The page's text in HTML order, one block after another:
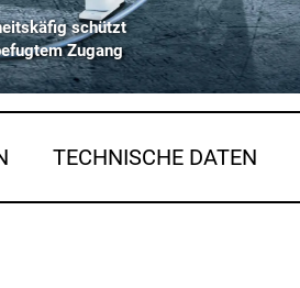
schützt
Zugang
TECHNISCHE DATEN